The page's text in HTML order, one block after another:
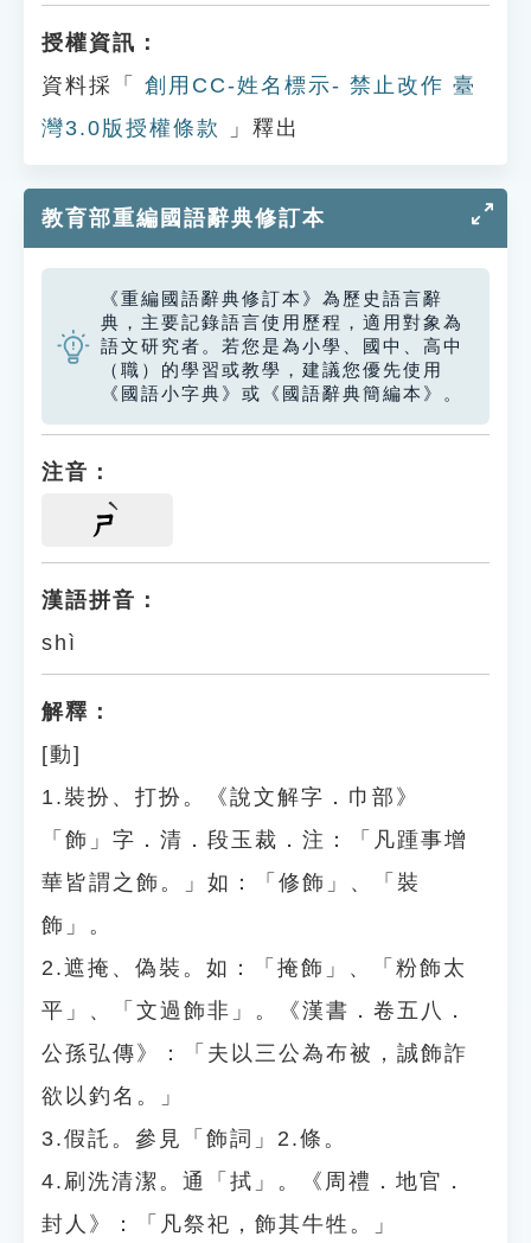
授權資訊：
資料採「
創用CC-姓名標示- 禁止改作 臺
灣3.0版授權條款
」釋出
教育部重編國語辭典修訂本
《重編國語辭典修訂本》為歷史語言辭
典，主要記錄語言使用歷程，適用對象為
語文研究者。若您是為小學、國中、高中
（職）的學習或教學，建議您優先使用
《國語小字典》或《國語辭典簡編本》。
注音：
ㄕ
漢語拼音：
shì
解釋：
[動]
1.裝扮、打扮。《說文解字．巾部》
「飾」字．清．段玉裁．注：「凡踵事增
華皆謂之飾。」如：「修飾」、「裝
飾」。
2.遮掩、偽裝。如：「掩飾」、「粉飾太
平」、「文過飾非」。《漢書．卷五八．
公孫弘傳》：「夫以三公為布被，誠飾詐
欲以釣名。」
3.假託。參見「飾詞」2.條。
4.刷洗清潔。通「拭」。《周禮．地官．
封人》：「凡祭祀，飾其牛牲。」